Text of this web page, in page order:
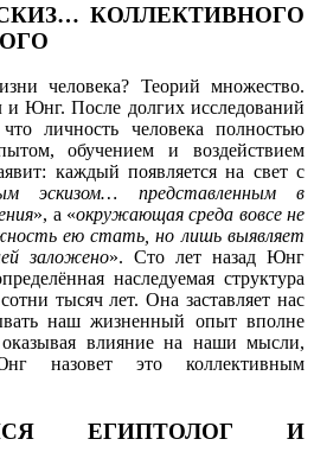
КОЛЛЕКТИВНОГО
человека? Теорий множество.
Юнг. После долгих исследований
личность человека полностью
обучением и воздействием
каждый появляется на свет с
эскизом… представленным в
», а «окружающая среда вовсе не
ею стать, но лишь выявляет
заложено». Сто лет назад Юнг
наследуемая структура
тысяч лет. Она заставляет нас
наш жизненный опыт вполне
влияние на наши мысли,
назовет это коллективным
ЕГИПТОЛОГ И